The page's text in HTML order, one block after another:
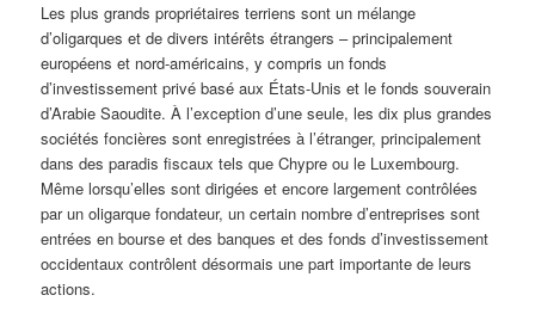
Les plus grands propriétaires terriens sont un mélange
d’oligarques et de divers intérêts étrangers – principalement
européens et nord-américains, y compris un fonds
d’investissement privé basé aux États-Unis et le fonds souverain
d’Arabie Saoudite. À l’exception d’une seule, les dix plus grandes
sociétés foncières sont enregistrées à l’étranger, principalement
dans des paradis fiscaux tels que Chypre ou le Luxembourg.
Même lorsqu’elles sont dirigées et encore largement contrôlées
par un oligarque fondateur, un certain nombre d’entreprises sont
entrées en bourse et des banques et des fonds d’investissement
occidentaux contrôlent désormais une part importante de leurs
actions.